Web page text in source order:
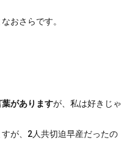
おさらです。
葉がありますが、私は好きじゃ
が、2人共切迫早産だったの